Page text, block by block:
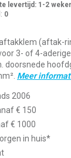
levertijd: 1-2
0
(aftak-
3- of 4-aderige
doorsnede
Meer
2006
€ 150
€ 1000
in huis*